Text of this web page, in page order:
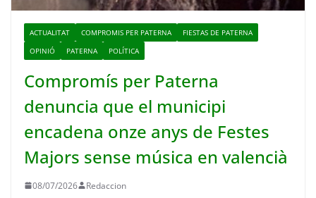
ACTUALITAT COMPROMIS PER PATERNA
FIESTAS DE PATERNA
OPINIÓ
PATERNA POLÍTICA
Compromís per Paterna
denuncia que el municipi
encadena onze anys de Festes
Majors sense música en valencià
08/07/2026 Redaccion